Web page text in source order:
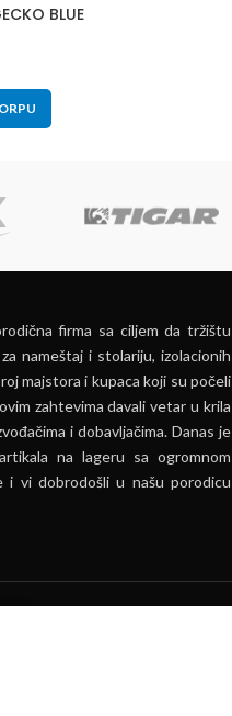
BLUE
firma sa ciljem da tržištu
nameštaj i stolariju, izolacionih
majstora i kupaca koji su počeli
zahtevima davali vetar u krila
i dobavljačima. Danas je
na lageru sa ogromnom
i vi dobrodošli u našu porodicu